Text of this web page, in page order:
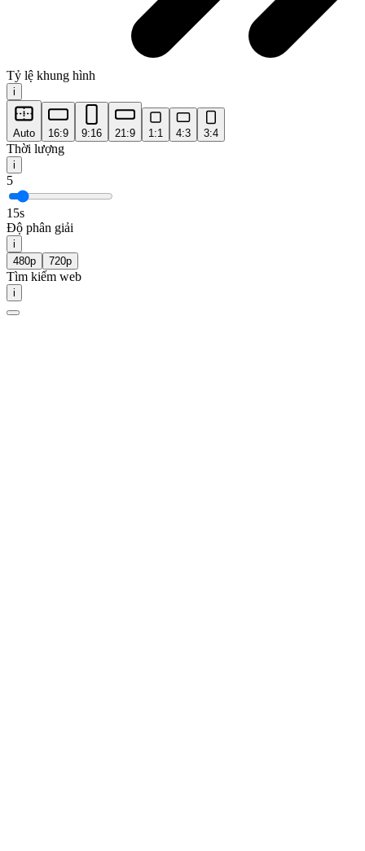
Tỷ lệ khung hình
i
Auto 16:9 9:16 21:9 1:1 4:3 3:4
Thời lượng
i
5
15s
Độ phân giải
i
480p
720p
Tìm kiếm web
i